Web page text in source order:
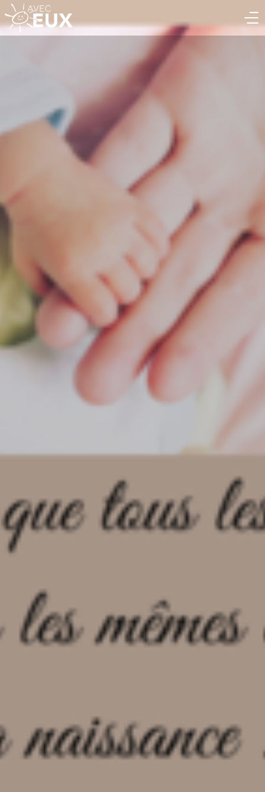
ENTREPRISE
QUI SOMMES-NOUS ?
ACTUALITÉS & ÉVÈNEMENTS
FAIRE UN DON